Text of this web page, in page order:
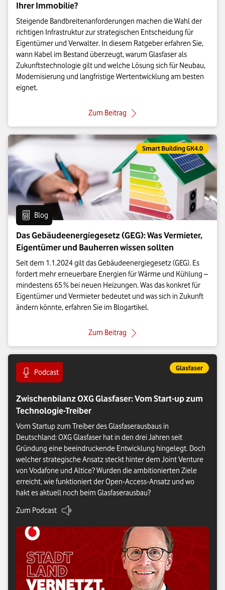
Ihrer Immobilie?
Steigende Bandbreitenanforderungen machen die Wahl der
richtigen Infrastruktur zur strategischen Entscheidung für
Eigentümer und Verwalter. In diesem Ratgeber erfahren Sie,
wann Kabel im Bestand überzeugt, warum Glasfaser als
Zukunftstechnologie gilt und welche Lösung sich für Neubau,
Modernisierung und langfristige Wertentwicklung am besten
eignet.
Zum Beitrag: Kabel oder Glasfaser: Welche
Eintrag gehört zur Kategorie:
Smart Building GK4.0
Eintrag vom Format:
Blog
Das Gebäudeenergiegesetz (GEG): Was Vermieter,
Eigentümer und Bauherren wissen sollten
Seit dem 1.1.2024 gilt das Gebäudeenergiegesetz (GEG). Es
fordert mehr erneuerbare Energien für Wärme und Kühlung –
mindestens 65 % bei neuen Heizungen. Was das konkret für
Eigentümer und Vermieter bedeutet und was sich in Zukunft
ändern könnte, erfahren Sie im Blogartikel.
Zum Beitrag: Das Gebäudeenergiegesetz
Eintrag vom Format:
Podcast
Eintrag gehört
Glasfaser
Zwischenbilanz OXG Glasfaser: Vom Start-up zum
Technologie-Treiber
Vom Startup zum Treiber des Glasfaserausbaus in
Deutschland: OXG Glasfaser hat in den drei Jahren seit
Gründung eine beeindruckende Entwicklung hingelegt. Doch
welcher strategische Ansatz steckt hinter dem Joint Venture
von Vodafone und Altice? Wurden die ambitionierten Ziele
erreicht, wie funktioniert der Open-Access-Ansatz und wo
hakt es aktuell noch beim Glasfaserausbau?
Zum Podcast
: Zwischenbilanz OXG Glasfaser: Vom Start-up zum Technologie-